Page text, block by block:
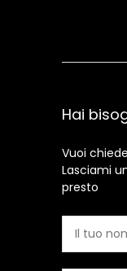
Hai
Vuoi
Lasciami
presto